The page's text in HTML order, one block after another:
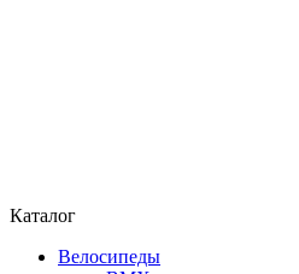
Каталог
Велосипеды